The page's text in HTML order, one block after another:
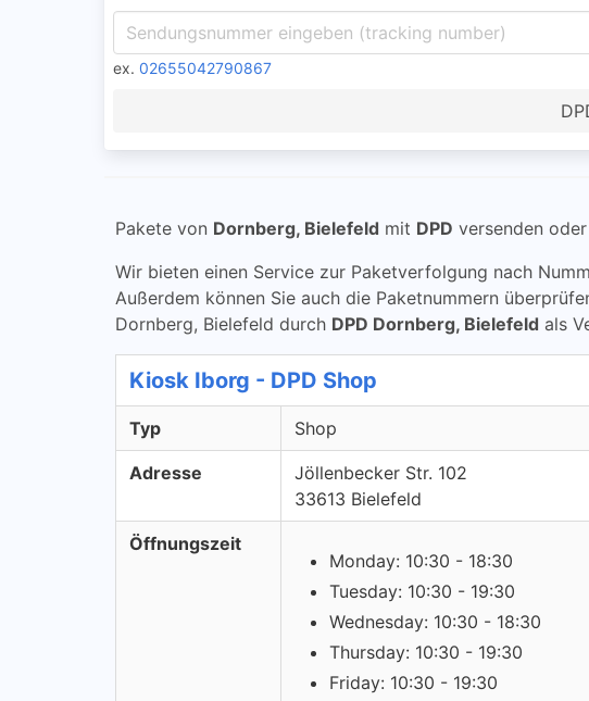
ex. 02655042790867
Pakete von Dornberg, Bielefeld mit DPD versenden
Wir bieten einen Service zur Paketverfolgung nach
Außerdem können Sie auch die Paketnummern
Dornberg, Bielefeld durch DPD Dornberg, Bielefeld als
Kiosk Iborg - DPD Shop
Typ Shop
Adresse
Jöllenbecker Str. 102
33613 Bielefeld
Öffnungszeit
Monday: 10:30 - 18:30
Tuesday: 10:30 - 19:30
Wednesday: 10:30 - 18:30
Thursday: 10:30 - 19:30
Friday: 10:30 - 19:30